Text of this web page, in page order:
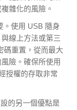
雜化的風險。
。使用 USB 隨身
線上方法或第三
碼重置，從而最大
險。確保所使用
授權的存取非常
的另一個優點是